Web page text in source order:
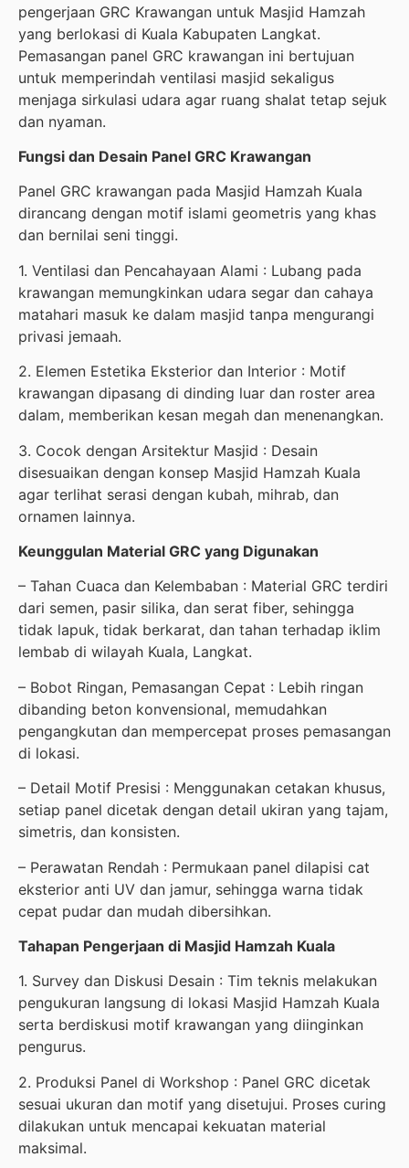
pengerjaan GRC Krawangan untuk Masjid Hamzah
yang berlokasi di Kuala Kabupaten Langkat.
Pemasangan panel GRC krawangan ini bertujuan
untuk memperindah ventilasi masjid sekaligus
menjaga sirkulasi udara agar ruang shalat tetap sejuk
dan nyaman.
Fungsi dan Desain Panel GRC Krawangan
Panel GRC krawangan pada Masjid Hamzah Kuala
dirancang dengan motif islami geometris yang khas
dan bernilai seni tinggi.
1. Ventilasi dan Pencahayaan Alami : Lubang pada
krawangan memungkinkan udara segar dan cahaya
matahari masuk ke dalam masjid tanpa mengurangi
privasi jemaah.
2. Elemen Estetika Eksterior dan Interior : Motif
krawangan dipasang di dinding luar dan roster area
dalam, memberikan kesan megah dan menenangkan.
3. Cocok dengan Arsitektur Masjid : Desain
disesuaikan dengan konsep Masjid Hamzah Kuala
agar terlihat serasi dengan kubah, mihrab, dan
ornamen lainnya.
Keunggulan Material GRC yang Digunakan
– Tahan Cuaca dan Kelembaban : Material GRC terdiri
dari semen, pasir silika, dan serat fiber, sehingga
tidak lapuk, tidak berkarat, dan tahan terhadap iklim
lembab di wilayah Kuala, Langkat.
– Bobot Ringan, Pemasangan Cepat : Lebih ringan
dibanding beton konvensional, memudahkan
pengangkutan dan mempercepat proses pemasangan
di lokasi.
– Detail Motif Presisi : Menggunakan cetakan khusus,
setiap panel dicetak dengan detail ukiran yang tajam,
simetris, dan konsisten.
– Perawatan Rendah : Permukaan panel dilapisi cat
eksterior anti UV dan jamur, sehingga warna tidak
cepat pudar dan mudah dibersihkan.
Tahapan Pengerjaan di Masjid Hamzah Kuala
1. Survey dan Diskusi Desain : Tim teknis melakukan
pengukuran langsung di lokasi Masjid Hamzah Kuala
serta berdiskusi motif krawangan yang diinginkan
pengurus.
2. Produksi Panel di Workshop : Panel GRC dicetak
sesuai ukuran dan motif yang disetujui. Proses curing
dilakukan untuk mencapai kekuatan material
maksimal.